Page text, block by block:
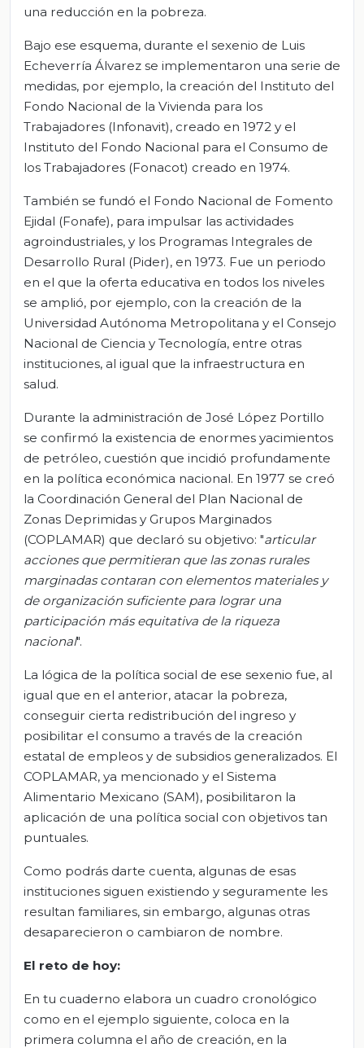
una reducción en la pobreza.
Bajo ese esquema, durante el sexenio de Luis
Echeverría Álvarez se implementaron una serie de
medidas, por ejemplo, la creación del Instituto del
Fondo Nacional de la Vivienda para los
Trabajadores (Infonavit), creado en 1972 y el
Instituto del Fondo Nacional para el Consumo de
los Trabajadores (Fonacot) creado en 1974.
También se fundó el Fondo Nacional de Fomento
Ejidal (Fonafe), para impulsar las actividades
agroindustriales, y los Programas Integrales de
Desarrollo Rural (Pider), en 1973. Fue un periodo
en el que la oferta educativa en todos los niveles
se amplió, por ejemplo, con la creación de la
Universidad Autónoma Metropolitana y el Consejo
Nacional de Ciencia y Tecnología, entre otras
instituciones, al igual que la infraestructura en
salud.
Durante la administración de José López Portillo
se confirmó la existencia de enormes yacimientos
de petróleo, cuestión que incidió profundamente
en la política económica nacional. En 1977 se creó
la Coordinación General del Plan Nacional de
Zonas Deprimidas y Grupos Marginados
(COPLAMAR) que declaró su objetivo: "articular
acciones que permitieran que las zonas rurales
marginadas contaran con elementos materiales y
de organización suficiente para lograr una
participación más equitativa de la riqueza
nacional".
La lógica de la política social de ese sexenio fue, al
igual que en el anterior, atacar la pobreza,
conseguir cierta redistribución del ingreso y
posibilitar el consumo a través de la creación
estatal de empleos y de subsidios generalizados. El
COPLAMAR, ya mencionado y el Sistema
Alimentario Mexicano (SAM), posibilitaron la
aplicación de una política social con objetivos tan
puntuales.
Como podrás darte cuenta, algunas de esas
instituciones siguen existiendo y seguramente les
resultan familiares, sin embargo, algunas otras
desaparecieron o cambiaron de nombre.
El reto de hoy:
En tu cuaderno elabora un cuadro cronológico
como en el ejemplo siguiente, coloca en la
primera columna el año de creación, en la